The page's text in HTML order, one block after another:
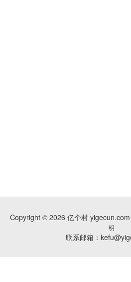
Copyright © 2026 亿个村 yigecun.com
明
联系邮箱：